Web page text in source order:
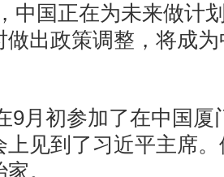
中国正在为未来做计
做出政策调整，将成
9月初参加了在中国厦
上见到了习近平主席
。